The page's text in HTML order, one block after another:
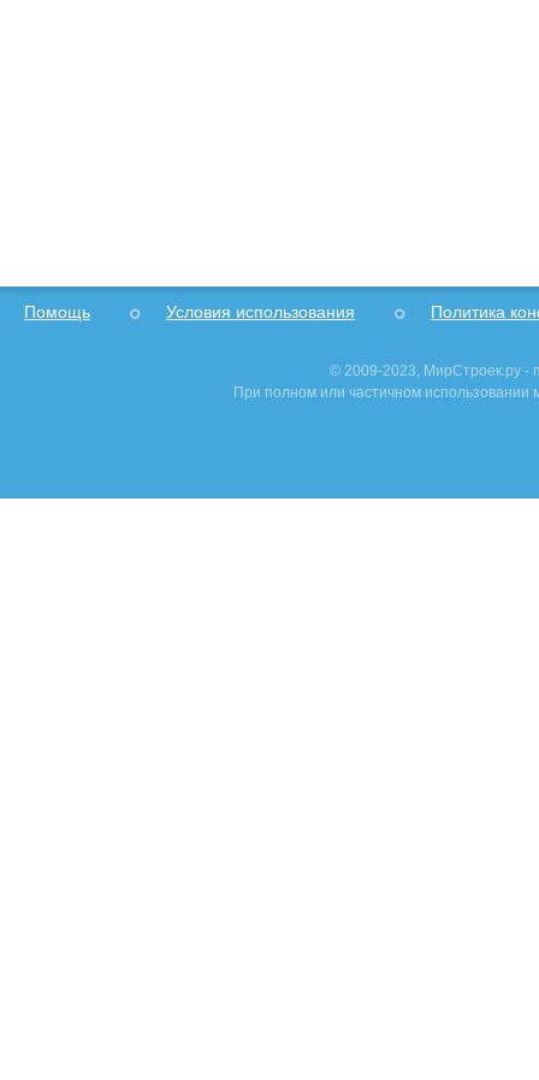
Помощь Условия использования Политика
© 2009-2023, МирСтроек.ру -
При полном или частичном использовании